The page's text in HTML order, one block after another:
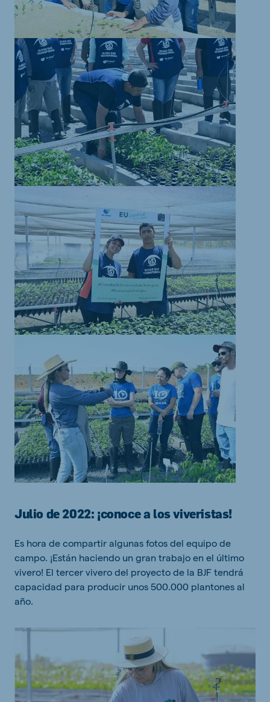
Julio de 2022: ¡conoce a los viveristas!
Es hora de compartir algunas fotos del equipo de
campo. ¡Están haciendo un gran trabajo en el último
vivero! El tercer vivero del proyecto de la BJF tendrá
capacidad para producir unos 500.000 plantones al
año.